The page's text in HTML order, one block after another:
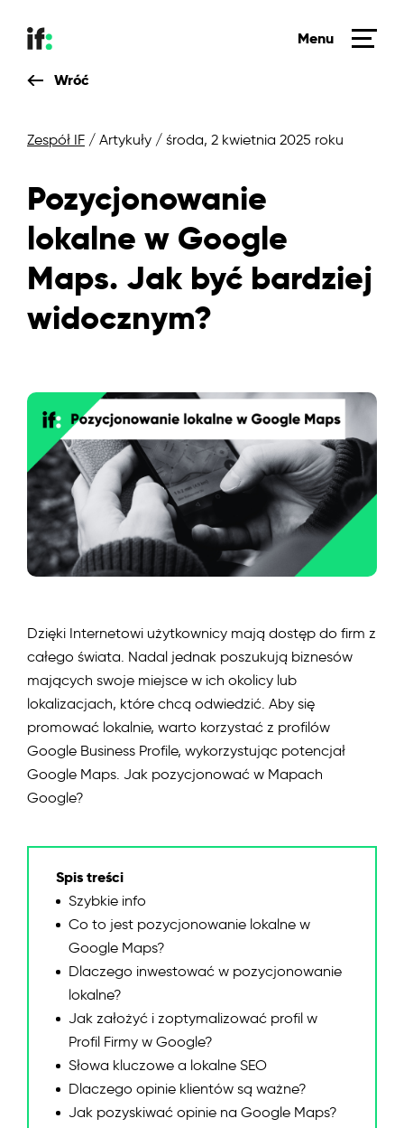
Menu
Wróć
Zespół IF / Artykuły / środa, 2 kwietnia 2025 roku
Pozycjonowanie
lokalne w Google
Maps. Jak być bardziej
widocznym?
Dzięki Internetowi użytkownicy mają dostęp do firm z
całego świata. Nadal jednak poszukują biznesów
mających swoje miejsce w ich okolicy lub
lokalizacjach, które chcą odwiedzić. Aby się
promować lokalnie, warto korzystać z profilów
Google Business Profile, wykorzystując potencjał
Google Maps. Jak pozycjonować w Mapach
Google?
Spis treści
Szybkie info
Co to jest pozycjonowanie lokalne w
Google Maps?
Dlaczego inwestować w pozycjonowanie
lokalne?
Jak założyć i zoptymalizować profil w
Profil Firmy w Google?
Słowa kluczowe a lokalne SEO
Dlaczego opinie klientów są ważne?
Jak pozyskiwać opinie na Google Maps?